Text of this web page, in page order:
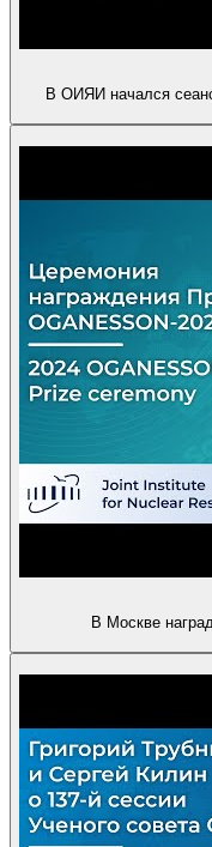
В ОИЯИ начался
В Москве